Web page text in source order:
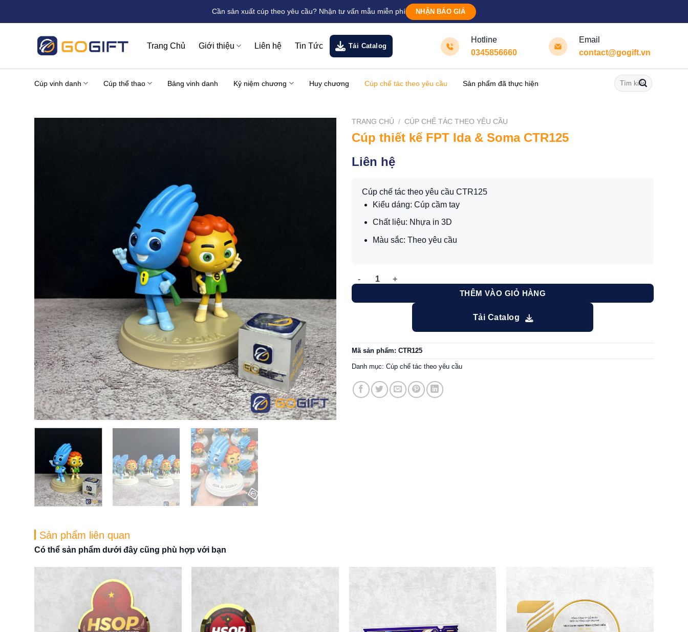
Cần sản xuất cúp theo yêu cầu? Nhận tư vấn mẫu miễn phí NHẬN BÁO GIÁ
Trang Chủ Giới thiệu Liên hệ Tin Tức Tải Catalog
Hotline
0345856660
Email
contact@gogift.vn
Cúp vinh danh Cúp thể thao Bảng vinh danh Kỷ niệm chương Huy chương Cúp chế tác theo yêu cầu Sản phẩm đã thực hiện
Tìm
kiếm:
TRANG CHỦ / CÚP CHẾ TÁC THEO YÊU CẦU
Cúp thiết kế FPT Ida & Soma CTR125
Liên hệ
Cúp chế tác theo yêu cầu CTR125
Kiểu dáng: Cúp cầm tay
Chất liệu: Nhựa in 3D
Màu sắc: Theo yêu cầu
Cúp thiết kế FPT Ida & Soma CTR125 số lượng
THÊM VÀO GIỎ HÀNG
Tải Catalog
Mã sản phẩm: CTR125
Danh mục: Cúp chế tác theo yêu cầu
Sản phẩm liên quan
Có thể sản phẩm dưới đây cũng phù hợp với bạn